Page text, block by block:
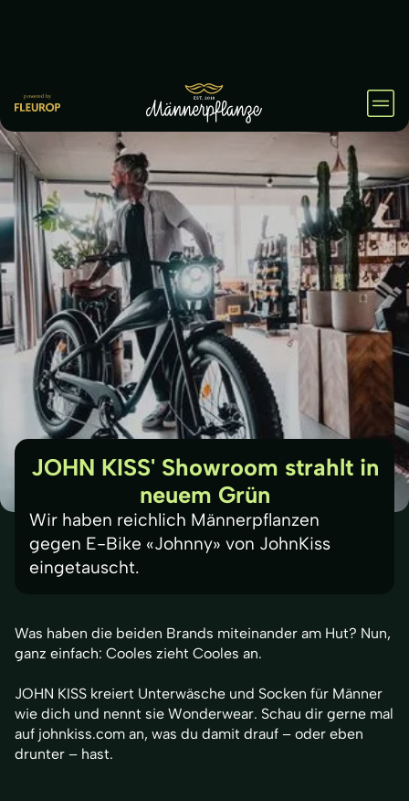
JOHN KISS' Showroom strahlt in
neuem Grün
Wir haben reichlich Männerpflanzen
gegen E-Bike «Johnny» von JohnKiss
eingetauscht.
Was haben die beiden Brands miteinander am Hut? Nun,
ganz einfach: Cooles zieht Cooles an.
JOHN KISS kreiert Unterwäsche und Socken für Männer
wie dich und nennt sie Wonderwear. Schau dir gerne mal
auf johnkiss.com an, was du damit drauf – oder eben
drunter – hast.